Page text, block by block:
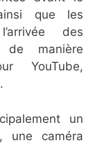
que les
des
de manière
YouTube,
un
une caméra